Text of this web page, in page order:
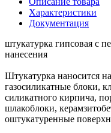
Характеристики
Документация
штукатурка гипсовая с
нанесения
Штукатурка наносится
газосиликатные блоки,
силикатного кирпича,
шлакоблоки,
оштукатуренные